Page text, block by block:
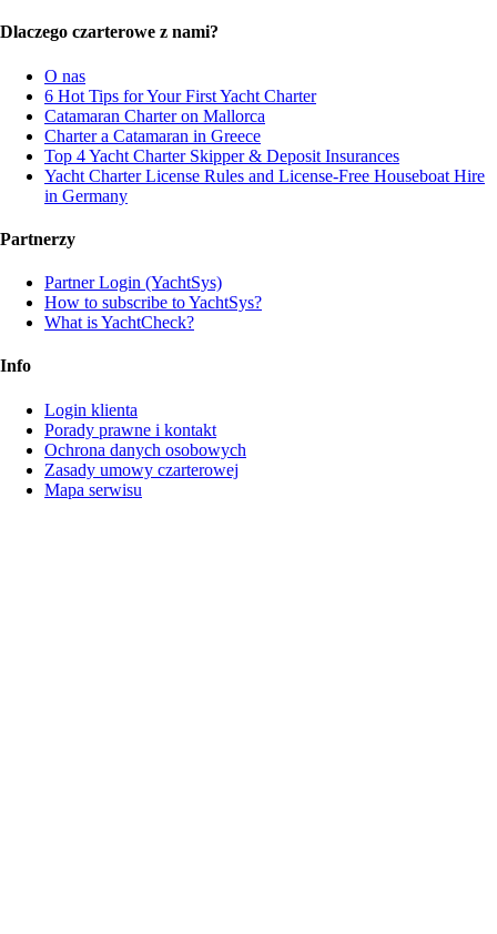
Dlaczego czarterowe z nami?
O nas
6 Hot Tips for Your First Yacht Charter
Catamaran Charter on Mallorca
Charter a Catamaran in Greece
Top 4 Yacht Charter Skipper & Deposit Insurances
Yacht Charter License Rules and License-Free Houseboat Hire
in Germany
Partnerzy
Partner Login (YachtSys)
How to subscribe to YachtSys?
What is YachtCheck?
Info
Login klienta
Porady prawne i kontakt
Ochrona danych osobowych
Zasady umowy czarterowej
Mapa serwisu